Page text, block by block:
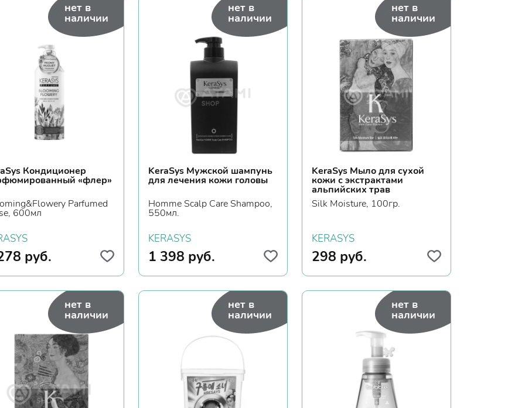
нет в
наличии
Кондиционер
«флер»
Parfumed
600мл
руб.
нет в
наличии
KeraSys Мужской шампунь
для лечения кожи головы
Homme Scalp Care Shampoo,
550мл.
KERASYS
1 398 руб.
нет в
наличии
KeraSys Мыло для сухой
кожи с экстрактами
альпийских трав
Silk Moisture, 100гр.
KERASYS
298 руб.
нет в
наличии
нет в
наличии
нет в
наличии